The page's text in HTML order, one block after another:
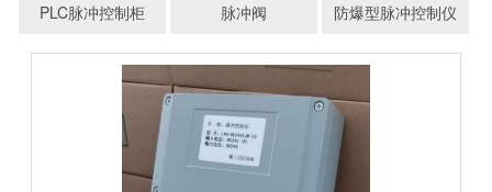
PLC脉冲控制柜 脉冲阀 防爆型脉冲控制仪